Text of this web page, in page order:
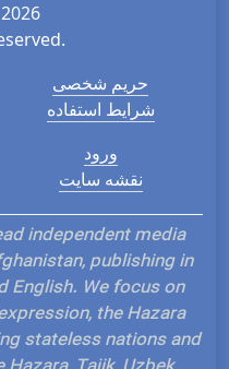
حریم شخصی
شرایط استفاده
ورود
نقشه سایت
independent media
publishing in
English. We focus on
the Hazara
stateless nations and